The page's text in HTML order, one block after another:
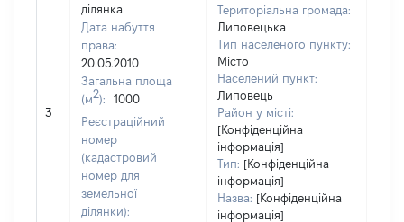
3
ділянка
Дата набуття
права:
20.05.2010
Загальна площа
(м2):
1000
Реєстраційний
номер
(кадастровий
номер для
земельної
ділянки):
Територіальна громада:
Липовецька
Тип населеного пункту:
Місто
Населений пункт:
Липовець
Район у місті:
[Конфіденційна
інформація]
Тип: [Конфіденційна
інформація]
Назва: [Конфіденційна
інформація]